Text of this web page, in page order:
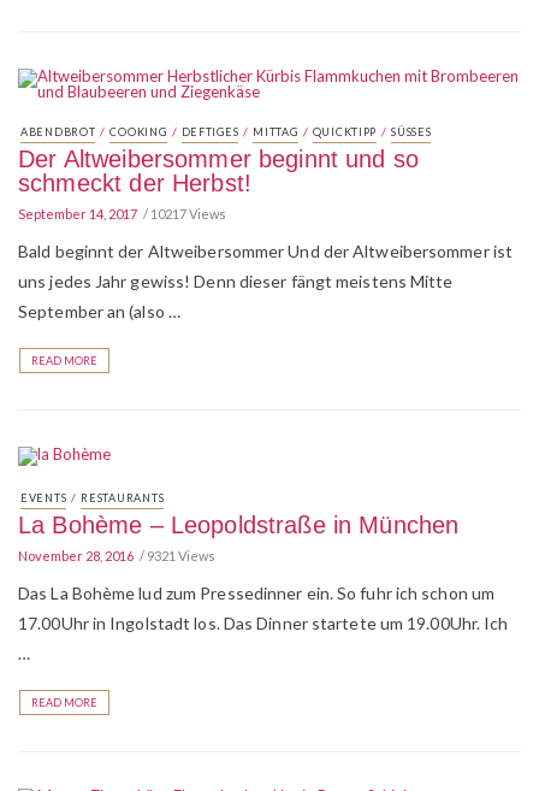
ABENDBROT / COOKING / DEFTIGES / MITTAG / QUICKTIPP / SÜSSES
Der Altweibersommer beginnt und so
schmeckt der Herbst!
September 14, 2017 10217 Views
Bald beginnt der Altweibersommer Und der Altweibersommer ist
uns jedes Jahr gewiss! Denn dieser fängt meistens Mitte
September an (also …
READ MORE
EVENTS / RESTAURANTS
La Bohème – Leopoldstraße in München
November 28, 2016 9321 Views
Das La Bohème lud zum Pressedinner ein. So fuhr ich schon um
17.00Uhr in Ingolstadt los. Das Dinner startete um 19.00Uhr. Ich
…
READ MORE